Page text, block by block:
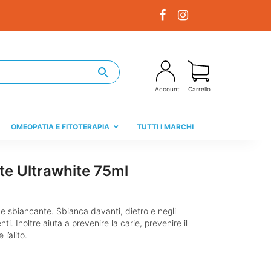
Account Carrello
OMEOPATIA E FITOTERAPIA TUTTI I MARCHI
Ultrawhite 75ml
sbiancante. Sbianca davanti, dietro e negli
Inoltre aiuta a prevenire la carie, prevenire il